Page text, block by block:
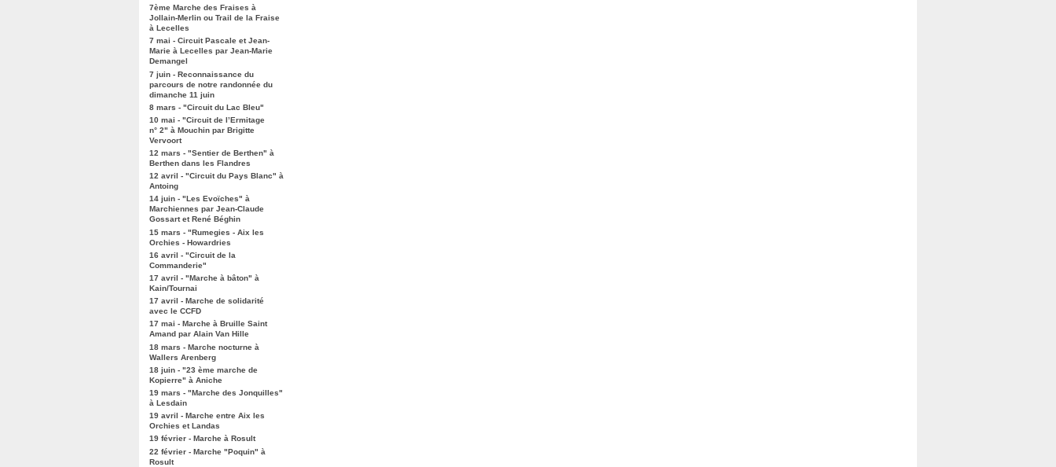
7ème Marche des Fraises à
Jollain-Merlin ou Trail de la Fraise
à Lecelles
7 mai - Circuit Pascale et Jean-
Marie à Lecelles par Jean-Marie
Demangel
7 juin - Reconnaissance du
parcours de notre randonnée du
dimanche 11 juin
8 mars - "Circuit du Lac Bleu"
10 mai - "Circuit de l’Ermitage
n° 2" à Mouchin par Brigitte
Vervoort
12 mars - "Sentier de Berthen" à
Berthen dans les Flandres
12 avril - "Circuit du Pays Blanc" à
Antoing
14 juin - "Les Evoïches" à
Marchiennes par Jean-Claude
Gossart et René Béghin
15 mars - "Rumegies - Aix les
Orchies - Howardries
16 avril - "Circuit de la
Commanderie"
17 avril - "Marche à bâton" à
Kain/Tournai
17 avril - Marche de solidarité
avec le CCFD
17 mai - Marche à Bruille Saint
Amand par Alain Van Hille
18 mars - Marche nocturne à
Wallers Arenberg
18 juin - "23 ème marche de
Kopierre" à Aniche
19 mars - "Marche des Jonquilles"
à Lesdain
19 avril - Marche entre Aix les
Orchies et Landas
19 février - Marche à Rosult
22 février - Marche "Poquin" à
Rosult